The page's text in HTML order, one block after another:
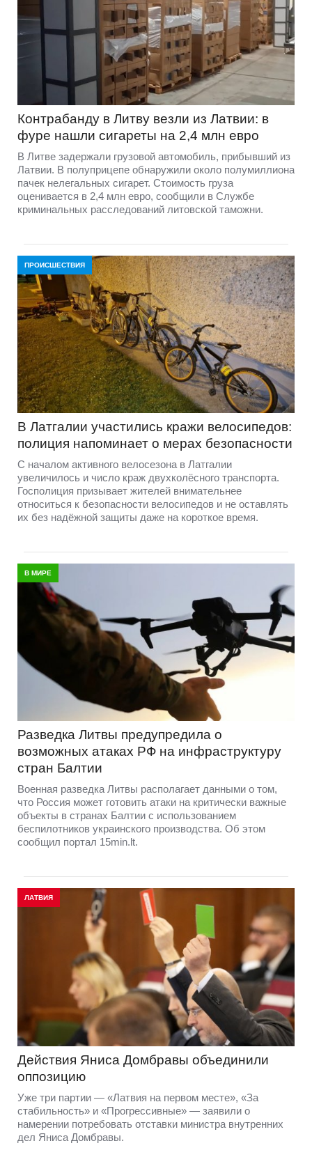
Контрабанду в Литву везли из Латвии: в
фуре нашли сигареты на 2,4 млн евро
В Литве задержали грузовой автомобиль, прибывший из
Латвии. В полуприцепе обнаружили около полумиллиона
пачек нелегальных сигарет. Стоимость груза
оценивается в 2,4 млн евро, сообщили в Службе
криминальных расследований литовской таможни.
ПРОИСШЕСТВИЯ
В Латгалии участились кражи велосипедов:
полиция напоминает о мерах безопасности
С началом активного велосезона в Латгалии
увеличилось и число краж двухколёсного транспорта.
Госполиция призывает жителей внимательнее
относиться к безопасности велосипедов и не оставлять
их без надёжной защиты даже на короткое время.
В МИРЕ
Разведка Литвы предупредила о
возможных атаках РФ на инфраструктуру
стран Балтии
Военная разведка Литвы располагает данными о том,
что Россия может готовить атаки на критически важные
объекты в странах Балтии с использованием
беспилотников украинского производства. Об этом
сообщил портал 15min.lt.
ЛАТВИЯ
Действия Яниса Домбравы объединили
оппозицию
Уже три партии — «Латвия на первом месте», «За
стабильность» и «Прогрессивные» — заявили о
намерении потребовать отставки министра внутренних
дел Яниса Домбравы.